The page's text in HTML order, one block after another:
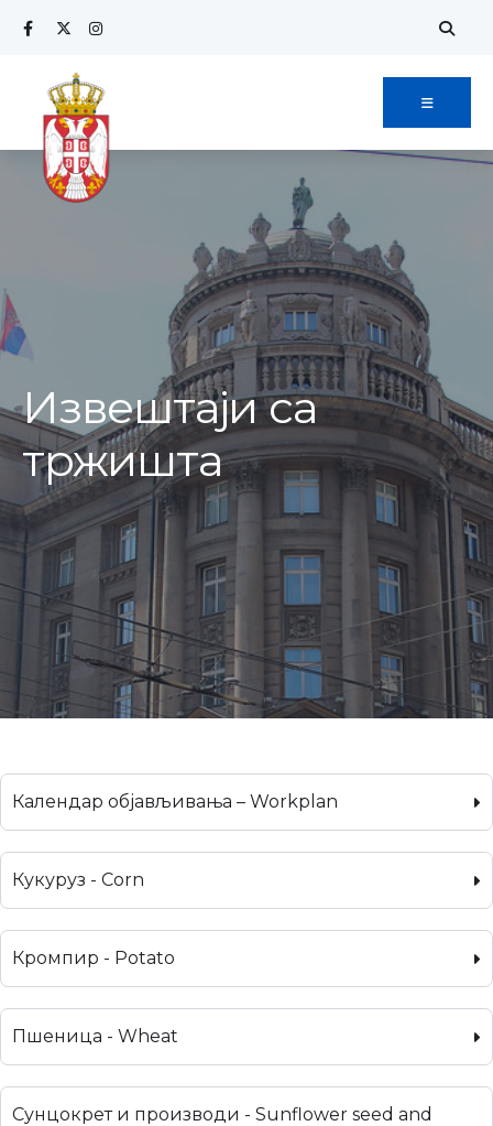
Извештаји са
тржишта
Календар објављивања – Workplan
Кукуруз - Corn
Кромпир - Potato
Пшеница - Wheat
Сунцокрет и производи - Sunflower seed and